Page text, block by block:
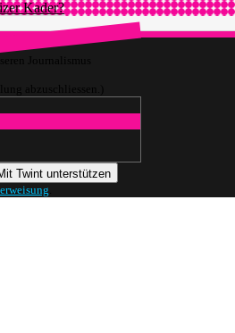
Kader?
Journalismus
abzuschliessen.)
Twint unterstützen